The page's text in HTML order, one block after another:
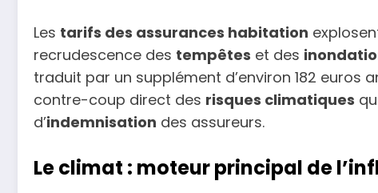
Les tarifs des assurances habitation
recrudescence des tempêtes et des
traduit par un supplément d’environ 182
contre-coup direct des risques climatiques
d’indemnisation des assureurs.
Le climat : moteur principal de